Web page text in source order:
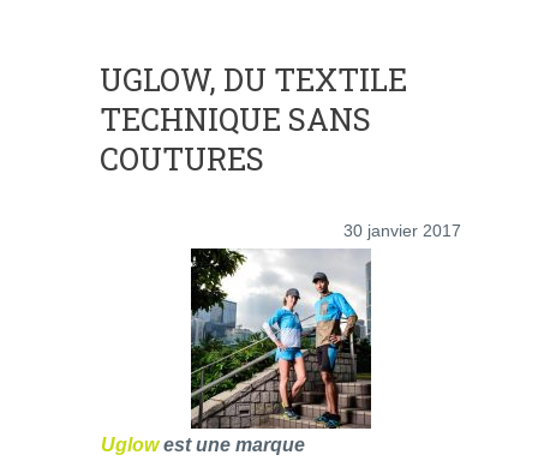
UGLOW, DU TEXTILE
TECHNIQUE SANS
COUTURES
30 janvier 2017
Uglowest une marque